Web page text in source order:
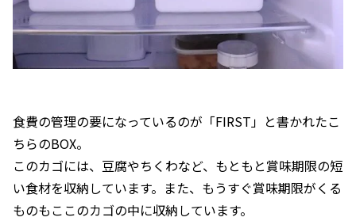
食費の管理の要になっているのが「FIRST」と書かれたこ
ちらのBOX。
このカゴには、豆腐やちくわなど、もともと賞味期限の短
い食材を収納しています。また、もうすぐ賞味期限がくる
ものもここのカゴの中に収納しています。